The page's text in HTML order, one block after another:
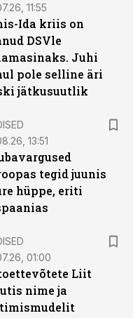
11:55
Ida kriis on
DSVle
Juhi
pole selline äri
jätkusuutlik
13:51
tegid juunis
hüppe, eriti
01:00
Liit
nime ja